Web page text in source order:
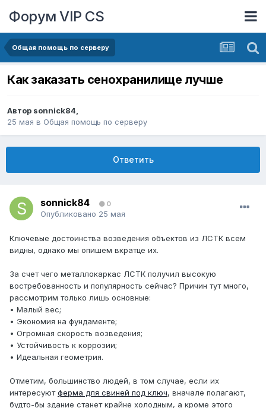
Форум VIP CS
Общая помощь по серверу
Как заказать сенохранилище лучше
Автор sonnick84,
25 мая в Общая помощь по серверу
Ответить
sonnick84 0
Опубликовано 25 мая
Ключевые достоинства возведения объектов из ЛСТК всем
видны, однако мы опишем вкратце их.
За счет чего металлокаркас ЛСТК получил высокую
востребованность и популярность сейчас? Причин тут много,
рассмотрим только лишь основные:
• Малый вес;
• Экономия на фундаменте;
• Огромная скорость возведения;
• Устойчивость к коррозии;
• Идеальная геометрия.
Отметим, большинство людей, в том случае, если их
интересуютферма для свиней под ключ, вначале полагают,
будто-бы здание станет крайне холодным, а кроме этого